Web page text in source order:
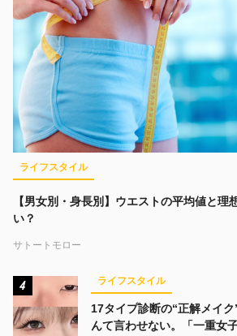
ライフスタイル
【男女別・身長別】ウエストの平均値と理
い？
サトートモロー
4 ライフスタイル
17タイプ診断の“正解メイ
んて言わせない。「一重女